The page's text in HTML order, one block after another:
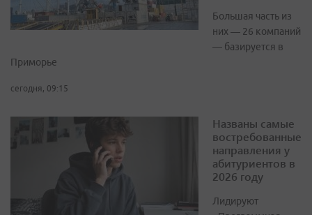
Большая часть из
них — 26 компаний
— базируется в
Приморье
сегодня, 09:15
Названы самые
востребованные
направления у
абитуриентов в
2026 году
Лидируют